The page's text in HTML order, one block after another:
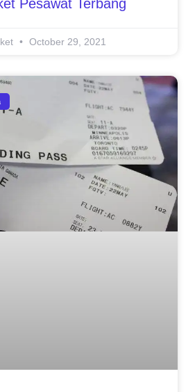
Pesawat Terbang
October 29, 2021